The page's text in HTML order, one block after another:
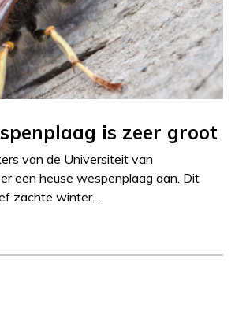
is zeer groot
van de Universiteit van
een heuse wespenplaag aan. Dit
zachte winter…